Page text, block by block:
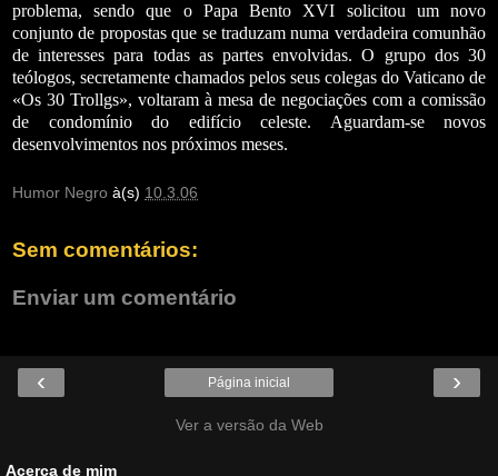
problema, sendo que o Papa Bento XVI solicitou um novo
conjunto de propostas que se traduzam numa verdadeira comunhão
de interesses para todas as partes envolvidas. O grupo dos 30
teólogos, secretamente chamados pelos seus colegas do Vaticano de
«Os 30 Trollgs», voltaram à mesa de negociações com a comissão
de condomínio do edifício celeste. Aguardam-se novos
desenvolvimentos nos próximos meses.
Humor Negro à(s) 10.3.06
Sem comentários:
Enviar um comentário
‹ ›
Página inicial
Ver a versão da Web
Acerca de mim